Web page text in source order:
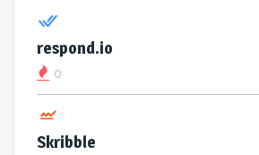
respond.io
0
Skribble